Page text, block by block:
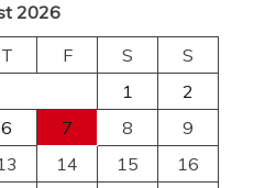
2026
T F S
S
1
2
6 7 8
9
14 15
16